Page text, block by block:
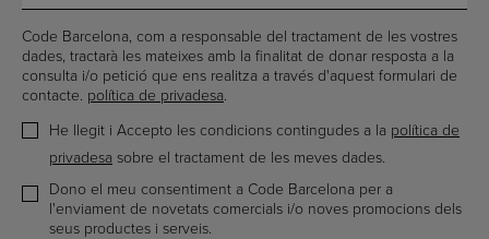
Code Barcelona, ​​com a responsable del tractament de les vostres
dades, tractarà les mateixes amb la finalitat de donar resposta a la
consulta i/o petició que ens realitza a través d'aquest formulari de
contacte. política de privadesa.
He llegit i Accepto les condicions contingudes a la política de
privadesa sobre el tractament de les meves dades.
Dono el meu consentiment a Code Barcelona per a
l'enviament de novetats comercials i/o noves promocions dels
seus productes i serveis.